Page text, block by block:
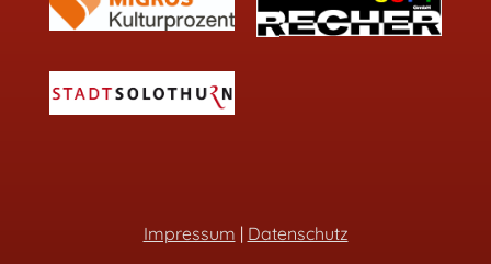
Impressum | Datenschutz